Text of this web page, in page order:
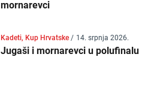
mornarevci
Kadeti, Kup Hrvatske/ 14. srpnja 2026.
Jugaši i mornarevci u polufinalu